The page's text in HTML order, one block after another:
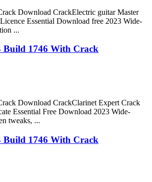
Download CrackElectric guitar Master
Essential Download free 2023 Wide-
...
Build 1746 With Crack
Download CrackClarinet Expert Crack
Essential Free Download 2023 Wide-
tweaks, ...
Build 1746 With Crack